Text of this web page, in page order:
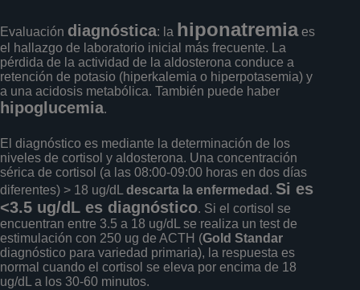
Evaluación diagnóstica: la hiponatremiaes
el hallazgo de laboratorio inicial más frecuente. La
pérdida de la actividad de la aldosterona conduce a
retención de potasio (hiperkalemia o hiperpotasemia) y
a una acidosis metabólica. También puede haber
hipoglucemia.
El diagnóstico es mediante la determinación de los
niveles de cortisol y aldosterona. Una concentración
sérica de cortisol (a las 08:00-09:00 horas en dos días
diferentes) > 18 ug/dL descarta la enfermedad . Si es
<3.5 ug/dL es diagnóstico. Si el cortisol se
encuentran entre 3.5 a 18 ug/dL se realiza un test de
estimulación con 250 ug de ACTH (Gold Standar
diagnóstico para variedad primaria), la respuesta es
normal cuando el cortisol se eleva por encima de 18
ug/dL a los 30-60 minutos.